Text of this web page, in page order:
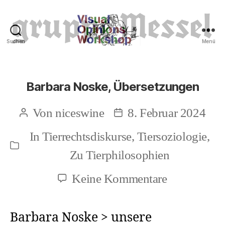
Suchen Menü
Barbara Noske, Übersetzungen
Beitragsautor
Vonniceswine Beitragsdatum
8. Februar 2024
Kategorien
InTierrechtsdiskurse, Tiersoziologie,
Zu Tierphilosophien
Keine Kommentarezu
Barbara Noske > unsere